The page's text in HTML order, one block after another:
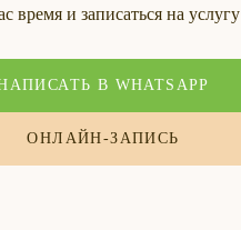
время и записаться на услугу
В WHATSAPP
ОНЛАЙН-ЗАПИСЬ